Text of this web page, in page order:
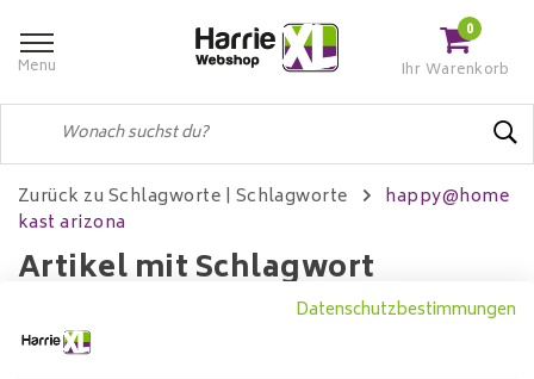
Menu
0
Ihr Warenkorb
Zurück zu Schlagworte | Schlagworte
happy@home
kast arizona
Artikel mit Schlagwort
happy@home kast arizona
Datenschutzbestimmungen